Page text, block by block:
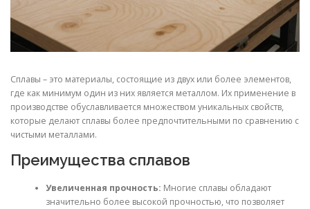
Сплавы – это материалы, состоящие из двух или более элементов,
где как минимум один из них является металлом. Их применение в
производстве обуславливается множеством уникальных свойств,
которые делают сплавы более предпочтительными по сравнению с
чистыми металлами.
Преимущества сплавов
Увеличенная прочность: Многие сплавы обладают
значительно более высокой прочностью, что позволяет